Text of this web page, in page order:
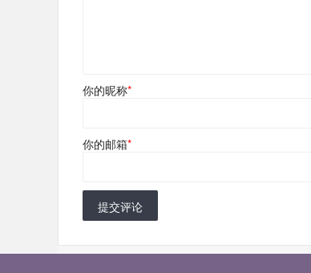
你的昵称*
你的邮箱*
提交评论